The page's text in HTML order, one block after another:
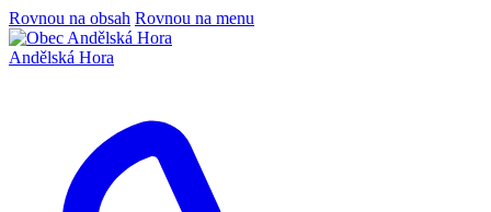
Rovnou na obsah Rovnou na menu
Andělská Hora